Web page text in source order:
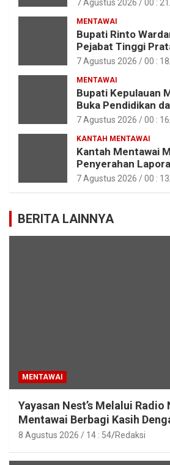
7 Agustus 2026 / 00 : 21
MENTAWAI
Bupati Rinto
Pejabat Tinggi
Pejabat Fungsional
7 Agustus 2026 / 00 : 18
MENTAWAI
Bupati Kepulauan
Buka Pendidikan
Paskibraka Tahun
7 Agustus 2026 / 00 : 16
KANTAH MENTAWAI
Kantah Mentawai
Penyerahan
Kemen ATR/BPN RI
7 Agustus 2026 / 00 : 13
BERITA LAINNYA
MENTAWAI
Yayasan Nest’s Melalui Radio
Mentawai Berbagi Kasih
Asrama SMAN 2 Sipora
8 Agustus 2026 / 14 : 54 Redaksi